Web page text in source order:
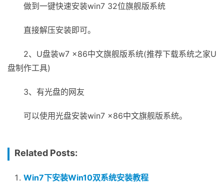
做到一键快速安装win7 32位旗舰版系统
直接解压安装即可。
2、U盘装w7 x86中文旗舰版系统(推荐下载系统之家U
盘制作工具)
3、有光盘的网友
可以使用光盘安装win7 x86中文旗舰版系统。
Related Posts:
Win7下安装Win10双系统安装教程